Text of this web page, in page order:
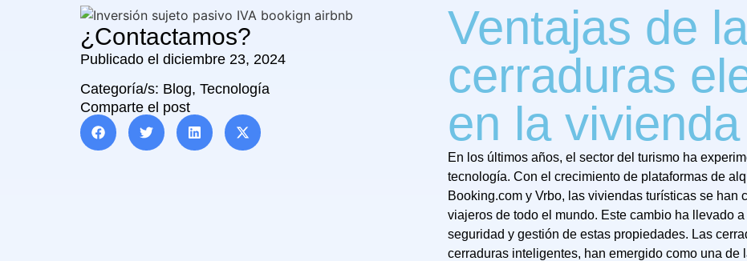
¿Contactamos?
Publicado el diciembre 23, 2024
Categoría/s: Blog, Tecnología
Comparte el post
Ventajas de
cerraduras
en la
En los últimos años, el sector del turismo ha
tecnología. Con el crecimiento de plataformas de
Booking.com y Vrbo, las viviendas turísticas se han
viajeros de todo el mundo. Este cambio ha llevado
seguridad y gestión de estas propiedades. Las
cerraduras inteligentes, han emergido como una